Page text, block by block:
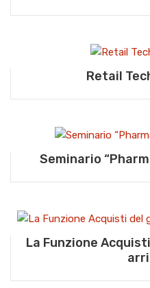
Retail
Seminario
La Funzione